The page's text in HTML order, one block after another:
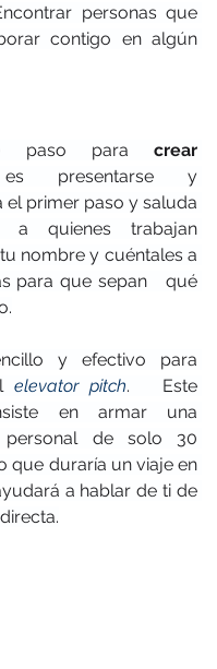
personas que
contigo en algún
paso para crear
presentarse y
el primer paso y saluda
a quienes trabajan
nombre y cuéntales a
para que sepan   qué
y efectivo para
elevator pitch.   Este
en armar una
personal de solo 30
que duraría un viaje en
a hablar de ti de